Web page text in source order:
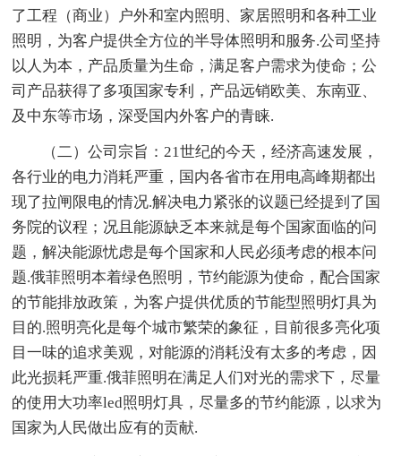
了工程（商业）户外和室内照明、家居照明和各种工业
照明，为客户提供全方位的半导体照明和服务.公司坚持
以人为本，产品质量为生命，满足客户需求为使命；公
司产品获得了多项国家专利，产品远销欧美、东南亚、
及中东等市场，深受国内外客户的青睐.
（二）公司宗旨：21世纪的今天，经济高速发展，
各行业的电力消耗严重，国内各省市在用电高峰期都出
现了拉闸限电的情况.解决电力紧张的议题已经提到了国
务院的议程；况且能源缺乏本来就是每个国家面临的问
题，解决能源忧虑是每个国家和人民必须考虑的根本问
题.俄菲照明本着绿色照明，节约能源为使命，配合国家
的节能排放政策，为客户提供优质的节能型照明灯具为
目的.照明亮化是每个城市繁荣的象征，目前很多亮化项
目一味的追求美观，对能源的消耗没有太多的考虑，因
此光损耗严重.俄菲照明在满足人们对光的需求下，尽量
的使用大功率led照明灯具，尽量多的节约能源，以求为
国家为人民做出应有的贡献.